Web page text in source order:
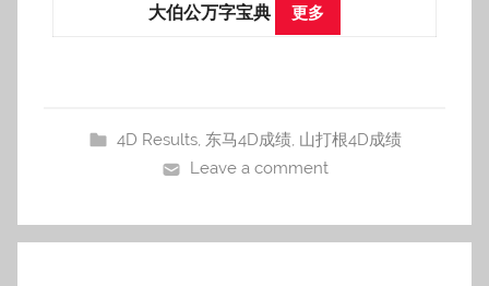
大伯公万字宝典 更多
4D Results, 东马4D成绩, 山打根4D成绩
Leave a comment